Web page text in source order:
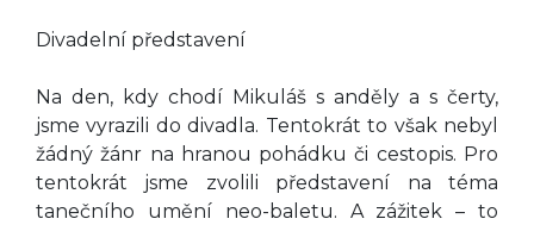
Divadelní představení
Na den, kdy chodí Mikuláš s anděly a s čerty,
jsme vyrazili do divadla. Tentokrát to však nebyl
žádný žánr na hranou pohádku či cestopis. Pro
tentokrát jsme zvolili představení na téma
tanečního umění neo-baletu. A zážitek – to